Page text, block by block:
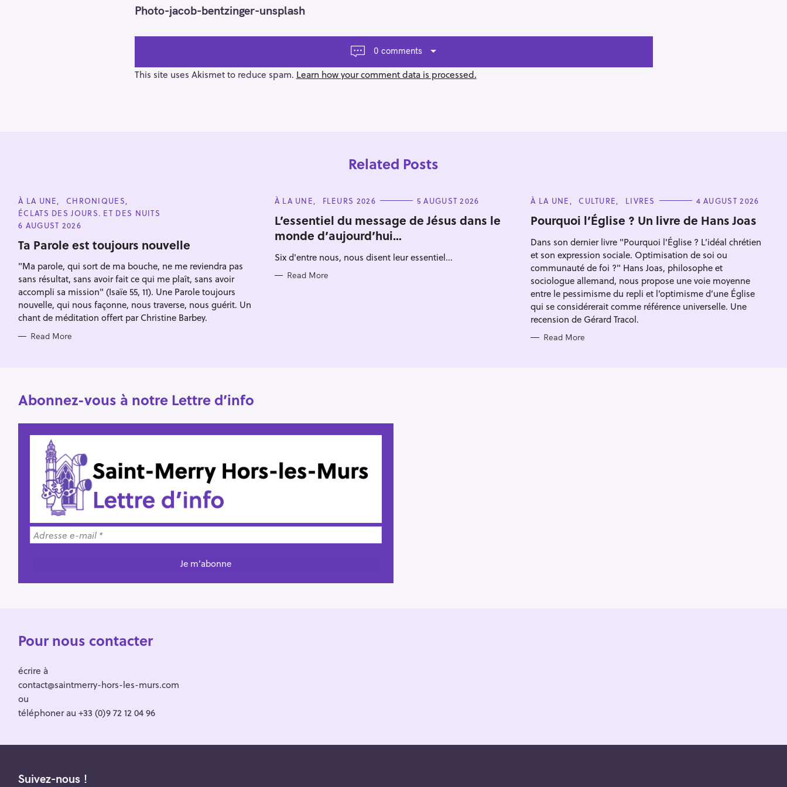
o
s
t
v
Photo-jacob-bentzinger-unsplash
0 comments
This site uses Akismet to reduce spam. Learn how your comment data is processed.
Related Posts
C
A
T
E
O
R
E
À LA UNE
CHRONIQUES
ÉCLATS DES JOURS. ET DES NUITS
6 AUGUST 2026
Ta Parole est toujours nouvelle
"Ma parole, qui sort de ma bouche, ne me reviendra pas
sans résultat, sans avoir fait ce qui me plaît, sans avoir
accompli sa mission" (Isaïe 55, 11). Une Parole toujours
nouvelle, qui nous façonne, nous traverse, nous guérit. Un
chant de méditation offert par Christine Barbey.
Read More
C
T
E
G
O
I
S
À LA UNE FLEURS 2026 5 AUGUST 2026
L’essentiel du message de Jésus dans le
monde d’aujourd’hui…
Six d'entre nous, nous disent leur essentiel...
Read More
C
T
E
O
R
I
E
S
À LA UNE CULTURE LIVRES 4 AUGUST 2026
Pourquoi l’Église ? Un livre de Hans Joas
Dans son dernier livre "Pourquoi l'Église ? L’idéal chrétien
et son expression sociale. Optimisation de soi ou
communauté de foi ?" Hans Joas, philosophe et
sociologue allemand, nous propose une voie moyenne
entre le pessimisme du repli et l’optimisme d’une Église
qui se considérerait comme référence universelle. Une
recension de Gérard Tracol.
Read More
Abonnez-vous à notre Lettre d’info
Pour nous contacter
écrire à
contact@saintmerry-hors-les-murs.com
ou
téléphoner au +33 (0)9 72 12 04 96
Suivez-nous !
a
h
f
o
r
: